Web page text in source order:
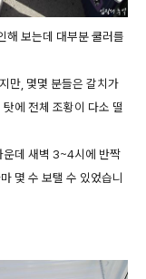
해 보는데 대부분 쿨러를
만, 몇몇 분들은 갈치가
에 전체 조황이 다소 떨
운데 새벽 3~4시에 반짝
몇 수 보탤 수 있었습니